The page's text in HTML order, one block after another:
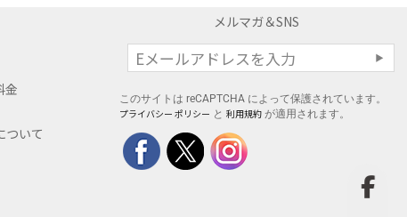
金
ついて
メルマガ＆SNS
このサイトは reCAPTCHA によって保護されています。
プライバシー ポリシー と利用規約 が適用されます。